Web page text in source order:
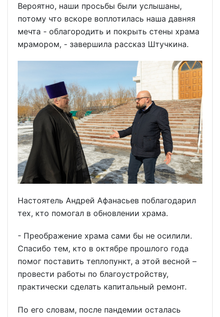
Вероятно, наши просьбы были услышаны,
потому что вскоре воплотилась наша давняя
мечта - облагородить и покрыть стены храма
мрамором, - завершила рассказ Штучкина.
Настоятель Андрей Афанасьев поблагодарил
тех, кто помогал в обновлении храма.
- Преображение храма сами бы не осилили.
Спасибо тем, кто в октябре прошлого года
помог поставить теплопункт, а этой весной –
провести работы по благоустройству,
практически сделать капитальный ремонт.
По его словам, после пандемии осталась